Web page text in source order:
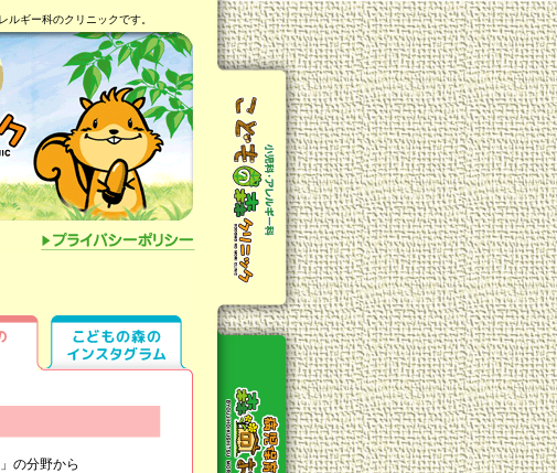
ギー科のクリニックです。
の分野から